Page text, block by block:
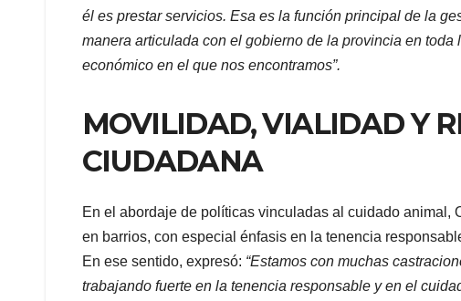
él es prestar servicios. Esa es la función principal de la
manera articulada con el gobierno de la provincia en
económico en el que nos encontramos”.
MOVILIDAD, VIALIDAD Y
CIUDADANA
En el abordaje de políticas vinculadas al cuidado
en barrios, con especial énfasis en la tenencia
En ese sentido, expresó: “Estamos con muchas
trabajando fuerte en la tenencia responsable y en el